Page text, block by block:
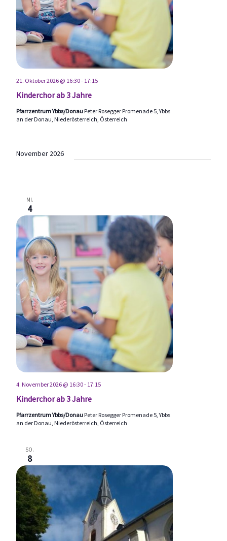
Kinderchor ab 3 Jahre
21. Oktober 2026 @ 16:30- 17:15
Pfarrzentrum Ybbs/Donau Peter Rosegger Promenade 5, Ybbs
an der Donau, Niederösterreich, Österreich
November 2026
MI.
4
Kinderchor ab 3 Jahre
4. November 2026 @ 16:30- 17:15
Pfarrzentrum Ybbs/Donau Peter Rosegger Promenade 5, Ybbs
an der Donau, Niederösterreich, Österreich
SO.
8